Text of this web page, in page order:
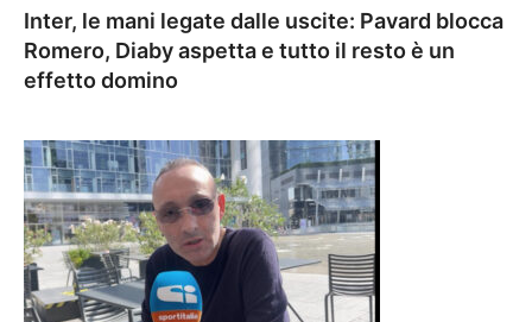
Inter, le mani legate dalle uscite: Pavard blocca
Romero, Diaby aspetta e tutto il resto è un
effetto domino